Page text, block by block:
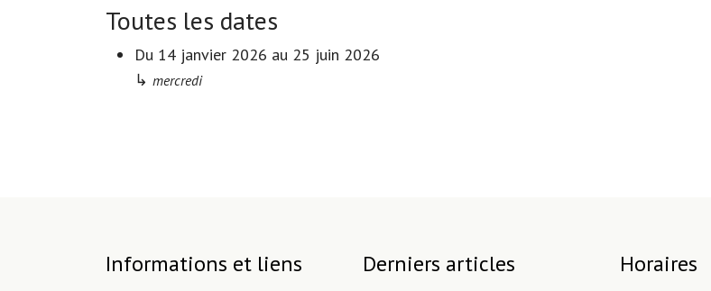
Toutes les dates
Du 14 janvier 2026 au 25 juin 2026
↳ mercredi
Informations et liens Derniers articles Horaires